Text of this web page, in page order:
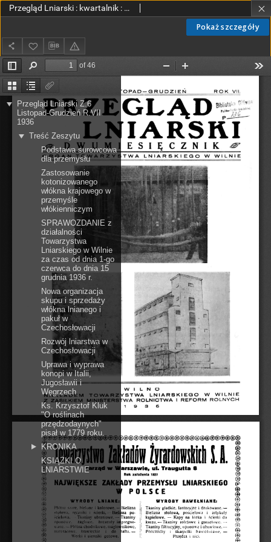
Pokaż szczegóły
Przegląd Lniarski : kwartalnik : organ Towarzystwa Lniarskiego w Wilnie R. 7 z. 6 (1936)